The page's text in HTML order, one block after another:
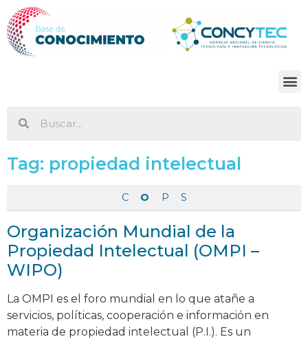
Tag: propiedad intelectual
C O P S
Organización Mundial de la
Propiedad Intelectual (OMPI –
WIPO)
La OMPI es el foro mundial en lo que atañe a
servicios, políticas, cooperación e información en
materia de propiedad intelectual (P.I.). Es un